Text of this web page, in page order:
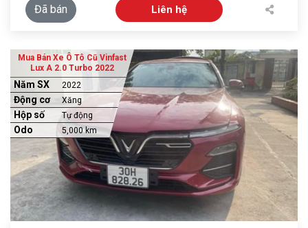
Đã bán Liên hệ
Mua Bán Xe Ô Tô Cũ Vinfast
Lux A 2.0 Turbo 2022
Năm SX 2022
Động cơ Xăng
Hộp số Tự động
Odo 5,000 km